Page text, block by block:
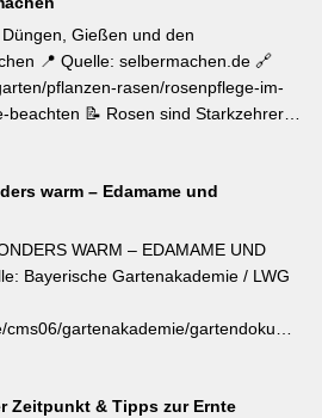
Gießen und den
📍 Quelle: selbermachen.de 🔗
pflanzen-rasen/rosenpflege-im-
📝 Rosen sind Starkzehrer –
sein, damit sich die Pflanzen auf die
Der entscheidende Tipp für
Blüten mit 2–3 Blattstielpaaren
– das regt neue Knospen an und
[Thema-Tag: #Rosenpflege
warm – Edamame und
WARM – EDAMAME UND
Bayerische Gartenakademie / LWG
cms06/gartenakademie/
Soja) kann direkt gesät oder
Zeitpunkt & Tipps zur Ernte